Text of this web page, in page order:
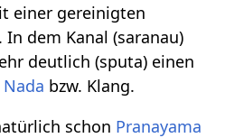
einer gereinigten
. In dem Kanal (saranau)
deutlich (sputa) einen
Nada bzw. Klang.
schon Pranayama